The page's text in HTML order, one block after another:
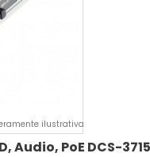
ilustrativa
Audio, PoE DCS-3715